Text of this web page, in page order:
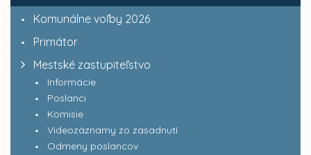
Komunálne voľby 2026
Primátor
Mestské zastupiteľstvo
Informácie
Poslanci
Komisie
Videozáznamy zo zasadnutí
Odmeny poslancov